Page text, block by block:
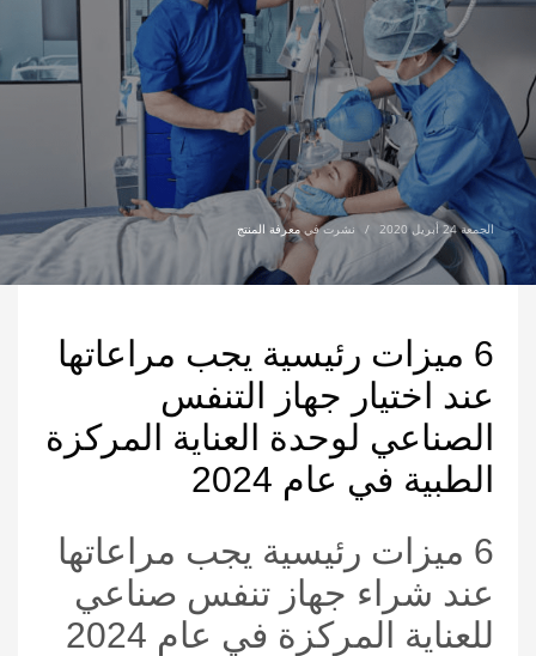
الجمعة 24 أبريل 2020 / نشرت فيمعرفة المنتج
6 ميزات رئيسية يجب مراعاتها
عند اختيار جهاز التنفس
الصناعي لوحدة العناية المركزة
الطبية في عام 2024
6 ميزات رئيسية يجب مراعاتها
عند شراء جهاز تنفس صناعي
للعناية المركزة في عام 2024